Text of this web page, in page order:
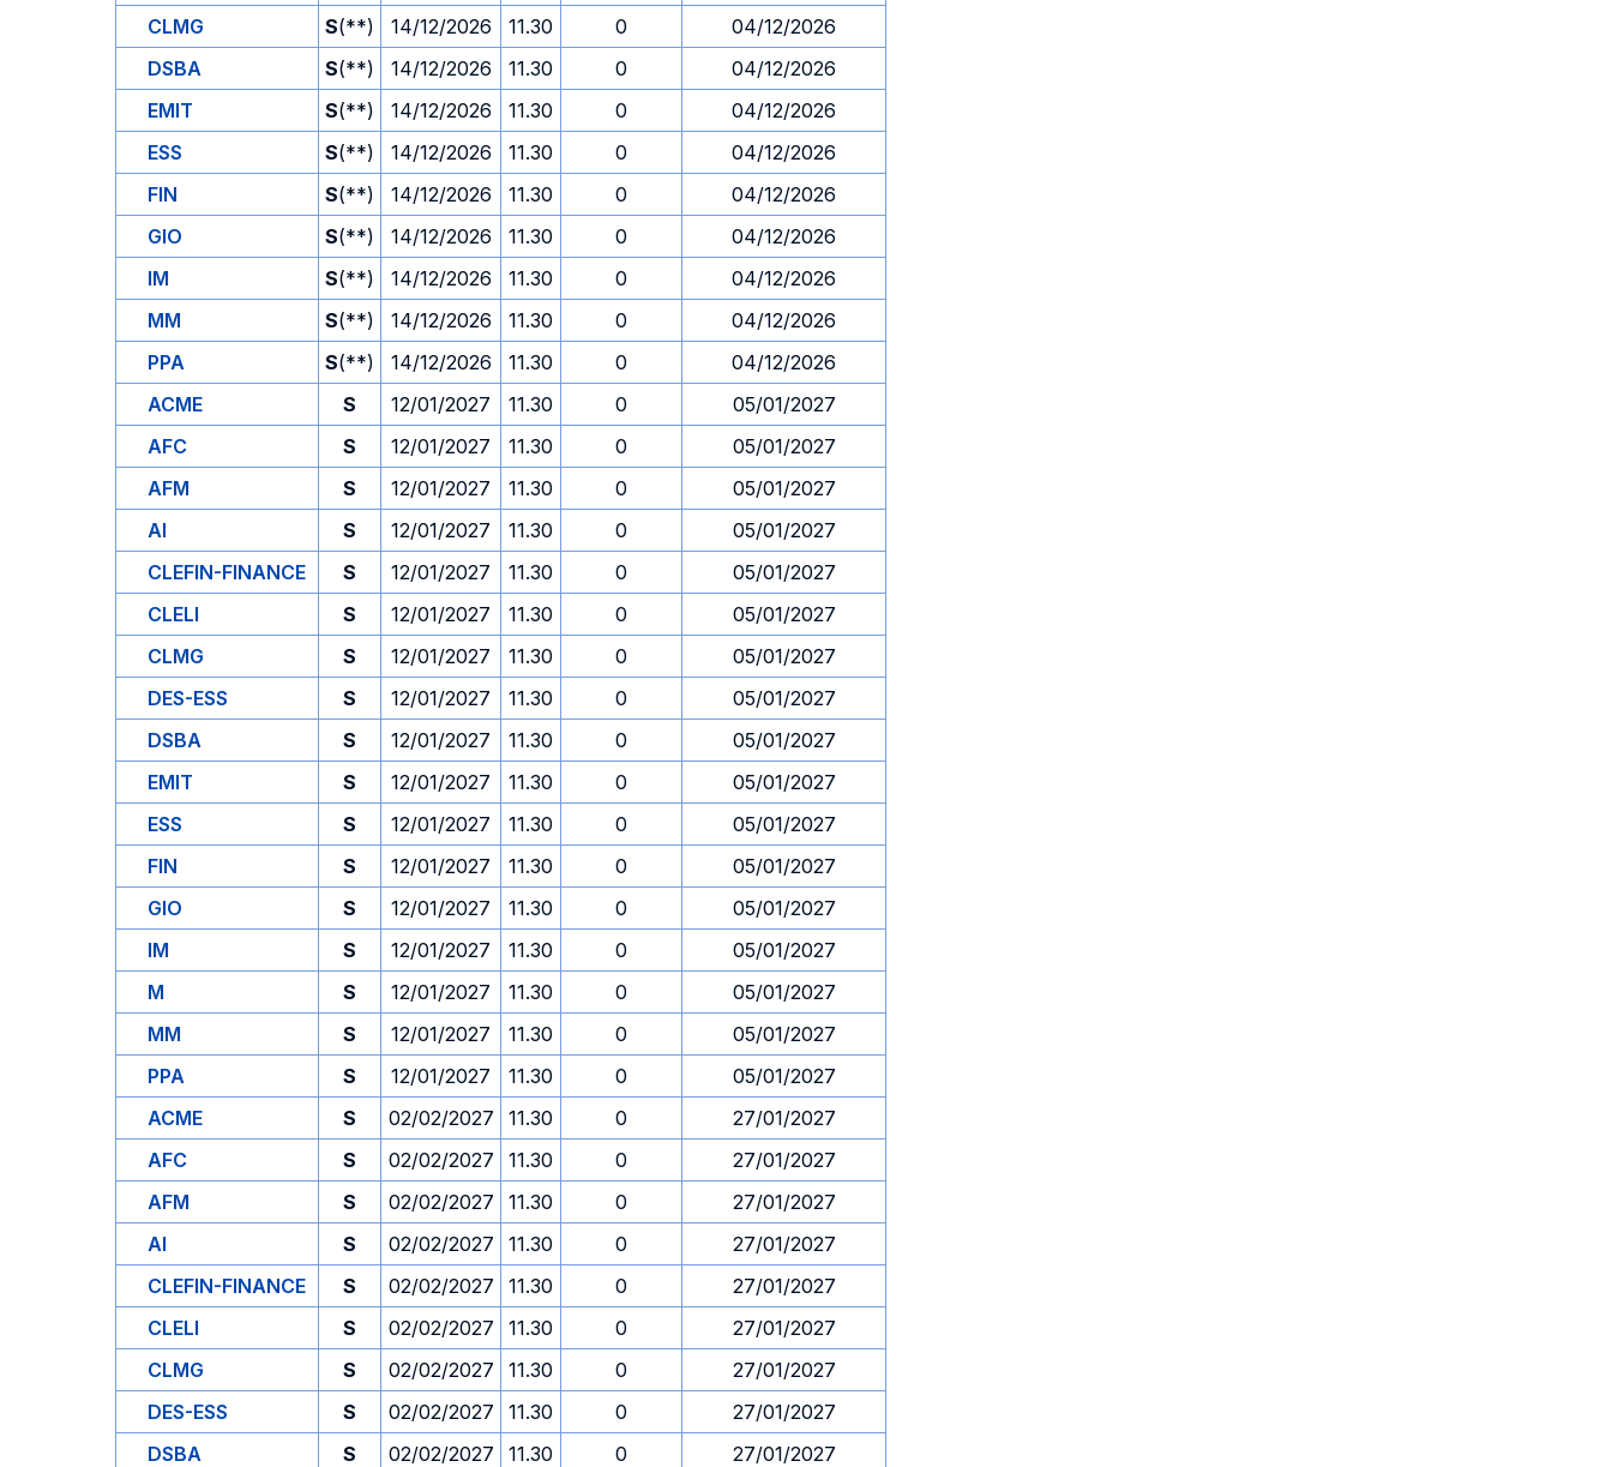
CLMG
S(**) 14/12/2026 11.30 0
04/12/2026
DSBA
S(**) 14/12/2026 11.30 0
04/12/2026
EMIT
S(**) 14/12/2026 11.30 0
04/12/2026
ESS
S(**) 14/12/2026 11.30 0
04/12/2026
FIN
S(**) 14/12/2026 11.30 0
04/12/2026
GIO
S(**) 14/12/2026 11.30 0
04/12/2026
IM
S(**) 14/12/2026 11.30 0
04/12/2026
MM
S(**) 14/12/2026 11.30 0
04/12/2026
PPA
S(**) 14/12/2026 11.30 0
04/12/2026
ACME
S 12/01/2027 11.30 0
05/01/2027
AFC
S 12/01/2027 11.30 0
05/01/2027
AFM
S 12/01/2027 11.30 0
05/01/2027
AI
S 12/01/2027 11.30 0
05/01/2027
CLEFIN-FINANCE
S 12/01/2027 11.30 0
05/01/2027
CLELI
S 12/01/2027 11.30 0
05/01/2027
CLMG
S 12/01/2027 11.30 0
05/01/2027
DES-ESS
S 12/01/2027 11.30 0
05/01/2027
DSBA
S 12/01/2027 11.30 0
05/01/2027
EMIT
S 12/01/2027 11.30 0
05/01/2027
ESS
S 12/01/2027 11.30 0
05/01/2027
FIN
S 12/01/2027 11.30 0
05/01/2027
GIO
S 12/01/2027 11.30 0
05/01/2027
IM
S 12/01/2027 11.30 0
05/01/2027
M
S 12/01/2027 11.30 0
05/01/2027
MM
S 12/01/2027 11.30 0
05/01/2027
PPA
S 12/01/2027 11.30 0
05/01/2027
ACME
S 02/02/2027 11.30 0
27/01/2027
AFC
S 02/02/2027 11.30 0
27/01/2027
AFM
S 02/02/2027 11.30 0
27/01/2027
AI
S 02/02/2027 11.30 0
27/01/2027
CLEFIN-FINANCE
S 02/02/2027 11.30 0
27/01/2027
CLELI
S 02/02/2027 11.30 0
27/01/2027
CLMG
S 02/02/2027 11.30 0
27/01/2027
DES-ESS
S 02/02/2027 11.30 0
27/01/2027
DSBA
S 02/02/2027 11.30 0
27/01/2027